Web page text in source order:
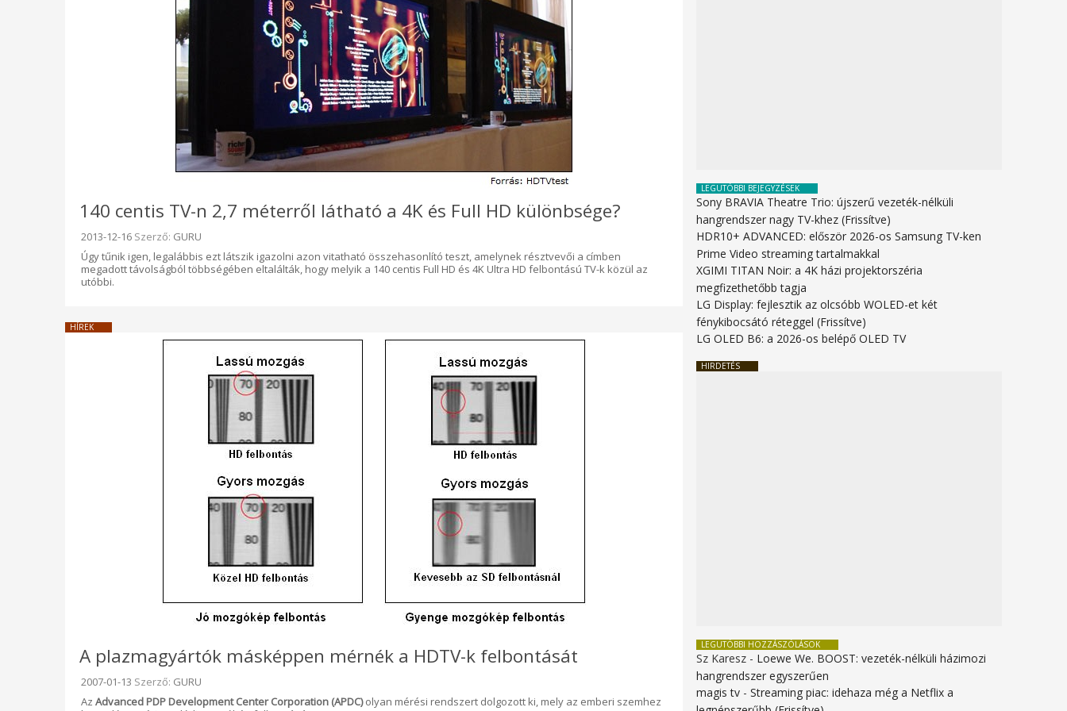
140 centis TV-n 2,7 méterről látható a 4K és Full HD különbsége?
Beküldve:
2013-12-16 Szerző: GURU
Úgy tűnik igen, legalábbis ezt látszik igazolni azon vitatható összehasonlító teszt, amelynek résztvevői a címben
megadott távolságból többségében eltalálták, hogy melyik a 140 centis Full HD és 4K Ultra HD felbontású TV-k közül az
utóbbi.
HÍREK
A plazmagyártók másképpen mérnék a HDTV-k felbontását
Beküldve:
2007-01-13 Szerző: GURU
Az Advanced PDP Development Center Corporation (APDC)olyan mérési rendszert dolgozott ki, mely az emberi szemhez
LEGUTÓBBI BEJEGYZÉSEK
Sony BRAVIA Theatre Trio: újszerű vezeték-nélküli
hangrendszer nagy TV-khez (Frissítve)
HDR10+ ADVANCED: először 2026-os Samsung TV-ken
Prime Video streaming tartalmakkal
XGIMI TITAN Noir: a 4K házi projektorszéria
megfizethetőbb tagja
LG Display: fejlesztik az olcsóbb WOLED-et két
fénykibocsátó réteggel (Frissítve)
LG OLED B6: a 2026-os belépő OLED TV
HIRDETÉS
LEGUTÓBBI HOZZÁSZÓLÁSOK
Sz Karesz - Loewe We. BOOST: vezeték-nélküli házimozi
hangrendszer egyszerűen
magis tv -Streaming piac: idehaza még a Netflix a